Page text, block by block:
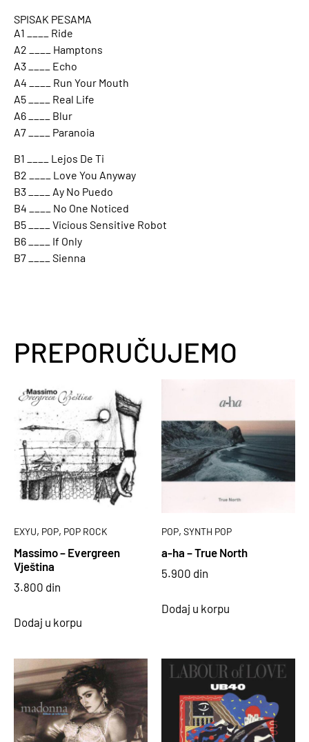
SPISAK PESAMA
A1 ____ Ride
A2 ____ Hamptons
A3 ____ Echo
A4 ____ Run Your Mouth
A5 ____ Real Life
A6 ____ Blur
A7 ____ Paranoia
B1 ____ Lejos De Ti
B2 ____ Love You Anyway
B3 ____ Ay No Puedo
B4 ____ No One Noticed
B5 ____ Vicious Sensitive Robot
B6 ____ If Only
B7 ____ Sienna
PREPORUČUJEMO
EXYU, POP, POP ROCK
Massimo – Evergreen
Vještina
3.800 din
Dodaj u korpu
POP, SYNTH POP
a-ha – True North
5.900 din
Dodaj u korpu